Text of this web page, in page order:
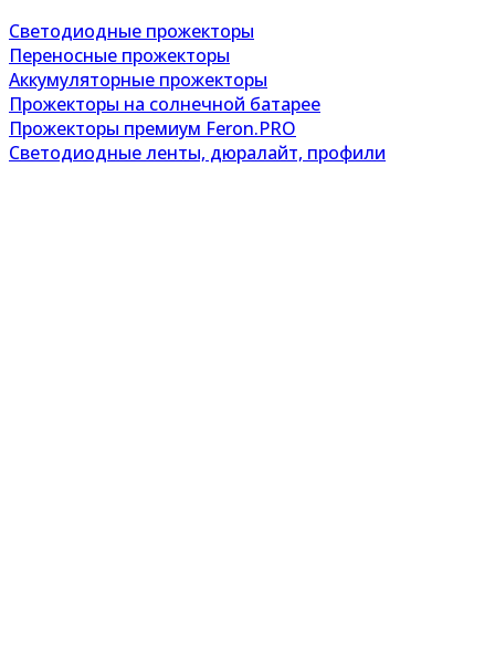
Светодиодные прожекторы
Переносные прожекторы
Аккумуляторные прожекторы
Прожекторы на солнечной батарее
Прожекторы премиум Feron.PRO
Светодиодные ленты, дюралайт, профили